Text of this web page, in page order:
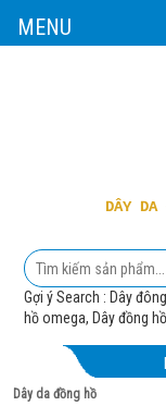
DÂY DA
Gợi ý Search : Dây
hồ omega, Dây đồng hồ
Dây da đồng hồ
MENU